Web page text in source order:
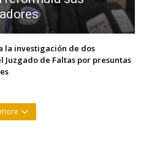
la investigación de dos
Juzgado de Faltas por presuntas